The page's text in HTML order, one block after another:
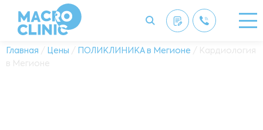
Главная / Цены / ПОЛИКЛИНИКА в Мегионе / Кардиология
в Мегионе